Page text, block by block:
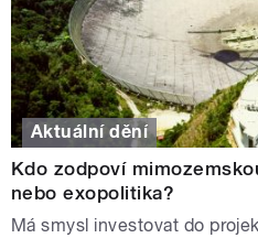
Aktuální dění
Kdo zodpoví
nebo exopolitika?
Má smysl investovat do